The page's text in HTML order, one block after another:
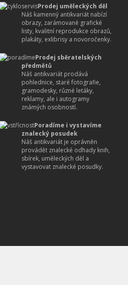
Prodej uměleckých děl
Náš kamenný antikvariát nabízí
obrazy, zarámované grafické
listy, kvalitní reprodukce obrazů,
plakáty, exlibrisy a novoročenky.
Prodej sběratelských
předmětů
Náš antikvariát prodává
pohlednice, staré fotografie,
gramodesky, různé letáky,
reklamy, ale i autogramy
známých osobností.
Poradíme i vystavíme
znalecký posudek
Náš antikvariát je oprávněn
provádět znalecké odhady knih,
sbírek, uměleckých děl a
vystavovat znalecké posudky.